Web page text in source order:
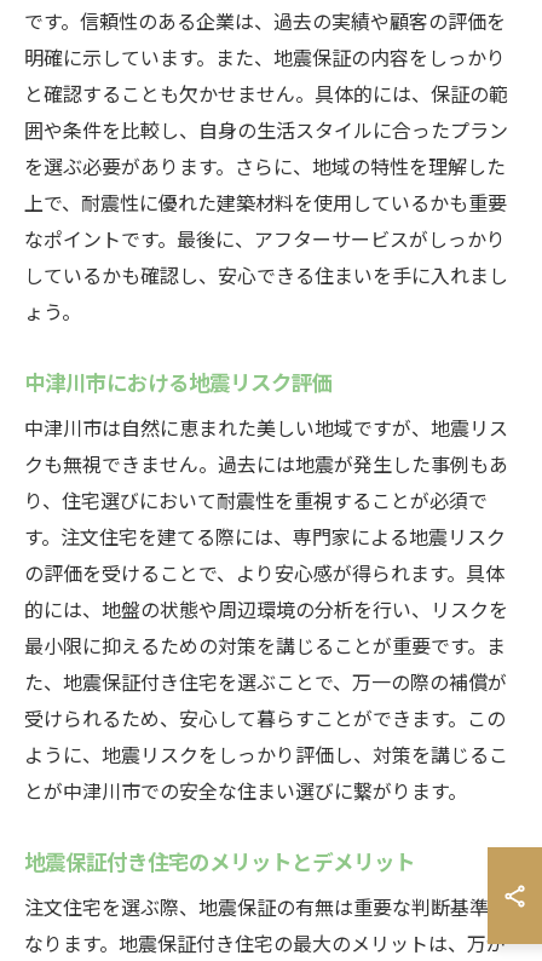
です。信頼性のある企業は、過去の実績や顧客の評価を
明確に示しています。また、地震保証の内容をしっかり
と確認することも欠かせません。具体的には、保証の範
囲や条件を比較し、自身の生活スタイルに合ったプラン
を選ぶ必要があります。さらに、地域の特性を理解した
上で、耐震性に優れた建築材料を使用しているかも重要
なポイントです。最後に、アフターサービスがしっかり
しているかも確認し、安心できる住まいを手に入れまし
ょう。
中津川市における地震リスク評価
中津川市は自然に恵まれた美しい地域ですが、地震リス
クも無視できません。過去には地震が発生した事例もあ
り、住宅選びにおいて耐震性を重視することが必須で
す。注文住宅を建てる際には、専門家による地震リスク
の評価を受けることで、より安心感が得られます。具体
的には、地盤の状態や周辺環境の分析を行い、リスクを
最小限に抑えるための対策を講じることが重要です。ま
た、地震保証付き住宅を選ぶことで、万一の際の補償が
受けられるため、安心して暮らすことができます。この
ように、地震リスクをしっかり評価し、対策を講じるこ
とが中津川市での安全な住まい選びに繋がります。
地震保証付き住宅のメリットとデメリット
注文住宅を選ぶ際、地震保証の有無は重要な判断基準と
なります。地震保証付き住宅の最大のメリットは、万が